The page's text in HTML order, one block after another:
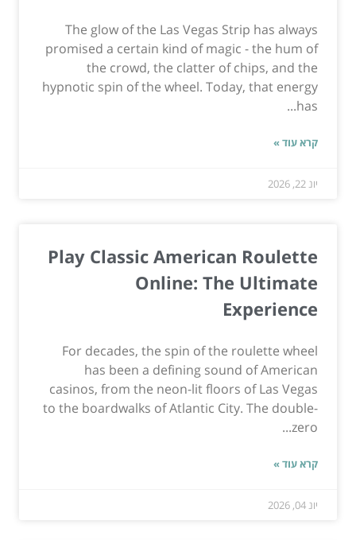
The glow of the Las Vegas Strip has always
promised a certain kind of magic - the hum of
the crowd, the clatter of chips, and the
hypnotic spin of the wheel. Today, that energy
has...
קרא עוד »
יונ 22, 2026
Play Classic American Roulette
Online: The Ultimate
Experience
For decades, the spin of the roulette wheel
has been a defining sound of American
casinos, from the neon-lit floors of Las Vegas
to the boardwalks of Atlantic City. The double-
zero...
קרא עוד »
יונ 04, 2026